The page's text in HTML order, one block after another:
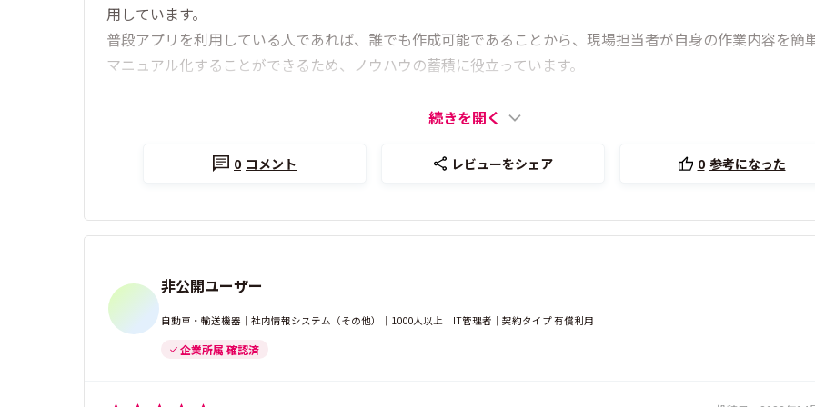
用しています。
普段アプリを利用している人であれば、誰でも作成可能であることから、現場担当者が自身の作業内容を簡
マニュアル化することができるため、ノウハウの蓄積に役立っています。
続きを開く
0 コメント レビューをシェア 0 参考になった
非公開ユーザー
自動車・輸送機器｜社内情報システム（その他）｜1000人以上｜IT管理者｜契約タイプ 有償利用
企業所属 確認済